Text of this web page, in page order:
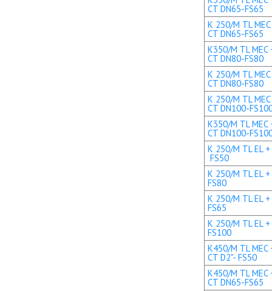
CT DN65-FS65
K 250/M TL MEC
CT DN65-FS65
K350/M TL MEC
CT DN80-FS80
K 250/M TL MEC
CT DN80-FS80
K 250/M TL MEC
CT DN100-
K350/M TL MEC
CT DN100-
K 250/M TL EL +
FS50
K 250/M TL EL +
FS80
K 250/M TL EL +
FS65
K 250/M TL EL
FS100
K450/M TL MEC
CT D2"- FS50
K450/M TL MEC
CT DN65-FS65